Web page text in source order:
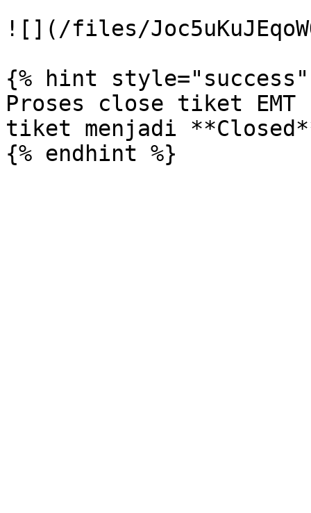
![](/files/
{% hint style="success"
Proses close tiket
tiket menjadi